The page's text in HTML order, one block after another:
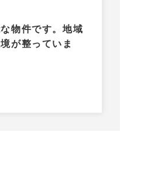
物件です。地域
が整っていま